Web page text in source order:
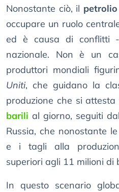
Nonostante ciò, il petrolio
occupare un ruolo
ed è causa di conflitti
nazionale. Non è un
produttori mondiali
Uniti, che guidano la
produzione che si
barili al giorno, seguiti
Russia, che nonostante
e i tagli alla
superiori agli 11 milioni di
In questo scenario